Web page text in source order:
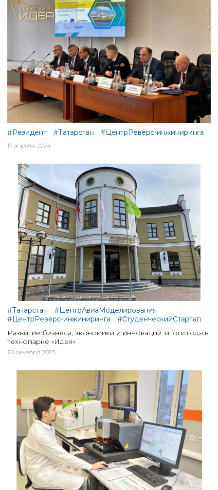
#Резидент #Татарстан #ЦентрРеверс-инжиниринга
17 апреля 2024
#Татарстан
#ЦентрАвиаМоделирования
#ЦентрРеверс-инжиниринга
#СтуденческийСтартап
Развитие бизнеса, экономики и инноваций: итоги года в
технопарке «Идея»
28 декабря 2023